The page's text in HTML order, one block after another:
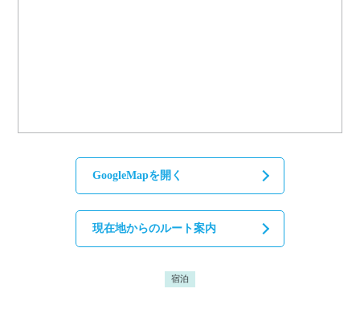
GoogleMapを開く
現在地からのルート案内
宿泊